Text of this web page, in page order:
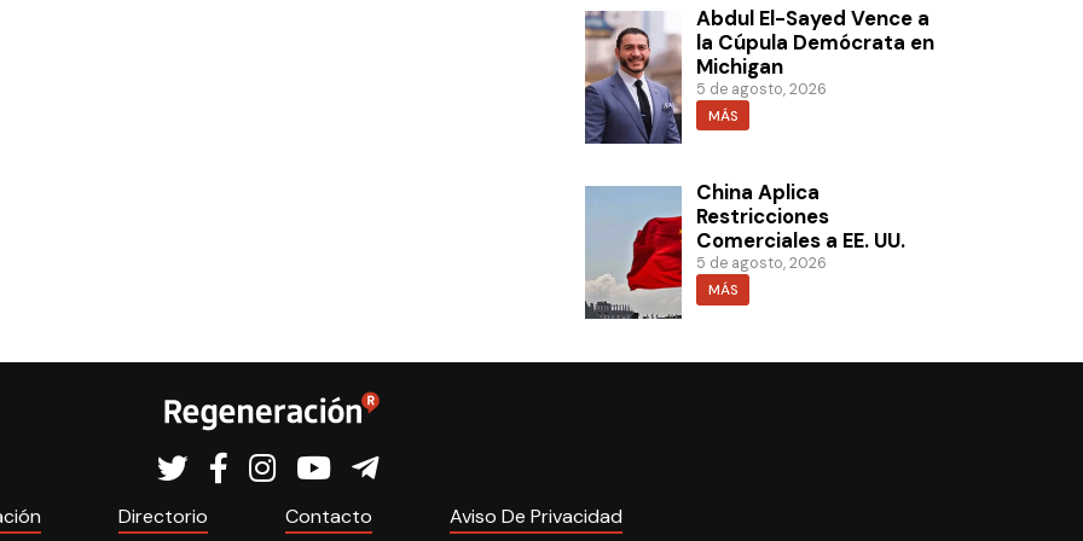
Abdul El-Sayed Vence a
la Cúpula Demócrata en
Michigan
5 de agosto, 2026
MÁS
China Aplica
Restricciones
Comerciales a EE. UU.
5 de agosto, 2026
MÁS
Directorio Contacto Aviso De Privacidad